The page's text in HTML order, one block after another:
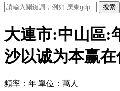
大連市:中山區:
沙以诚为本赢
頻率：年 單位：萬人